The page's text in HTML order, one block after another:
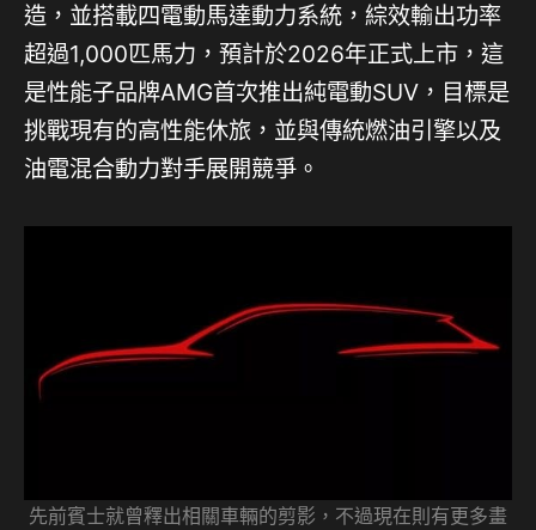
造，並搭載四電動馬達動力系統，綜效輸出功率
超過1,000匹馬力，預計於2026年正式上市，這
是性能子品牌AMG首次推出純電動SUV，目標是
挑戰現有的高性能休旅，並與傳統燃油引擎以及
油電混合動力對手展開競爭。
先前賓士就曾釋出相關車輛的剪影，不過現在則有更多畫